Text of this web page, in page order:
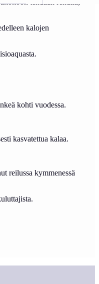
kalojen
kohti vuodessa.
kasvatettua kalaa.
reilussa kymmenessä